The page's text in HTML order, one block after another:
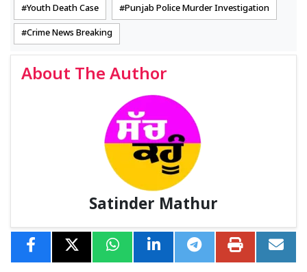
Youth Death Case Punjab Police Murder Investigation
Crime News Breaking
About The Author
Satinder Mathur